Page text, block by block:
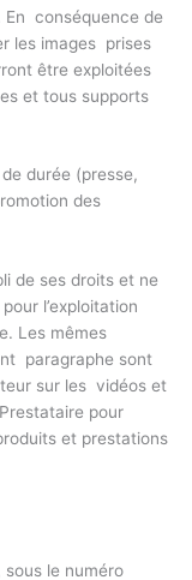
En conséquence de
les images prises
être exploitées
et tous supports
durée (presse,
des
de ses droits et ne
l’exploitation
Les mêmes
paragraphe sont
sur les vidéos et
pour
et prestations
sous le numéro